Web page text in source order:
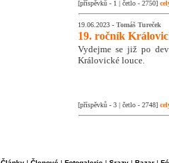
[příspěvků - 1 | četlo - 2750]
19.06.2023 - Tomáš Tureček
19. ročník
Vydejme se již po
Královické louce.
[příspěvků - 3 | četlo - 2748]